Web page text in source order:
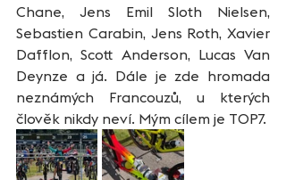
Chane, Jens Emil Sloth Nielsen,
Sebastien Carabin, Jens Roth, Xavier
Dafflon, Scott Anderson, Lucas Van
Deynze a já. Dále je zde hromada
neznámých Francouzů, u kterých
člověk nikdy neví. Mým cílem je TOP7.